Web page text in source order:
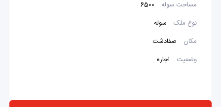
مساحت سوله
نوع ملک
سوله
مکان
صفادشت
وضعیت
اجاره